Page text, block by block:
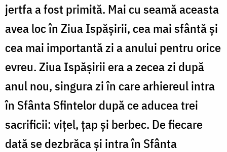
jertfa a fost primită. Mai cu seamă aceasta
avea loc în Ziua Ispășirii, cea mai sfântă și
cea mai importantă zi a anului pentru orice
evreu. Ziua Ispășirii era a zecea zi după
anul nou, singura zi în care arhiereul intra
în Sfânta Sfintelor după ce aducea trei
sacrificii: vițel, țap și berbec. De fiecare
dată se dezbrăca și intra în Sfânta